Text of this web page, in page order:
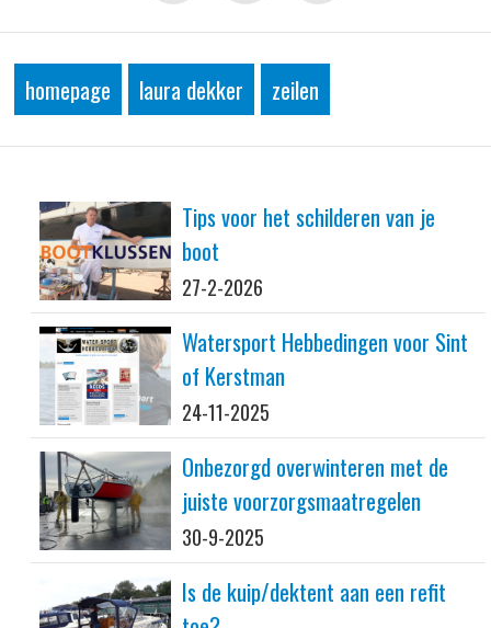
homepage laura dekker zeilen
Tips voor het schilderen van je
boot
27-2-2026
Watersport Hebbedingen voor Sint
of Kerstman
24-11-2025
Onbezorgd overwinteren met de
juiste voorzorgsmaatregelen
30-9-2025
Is de kuip/dektent aan een refit